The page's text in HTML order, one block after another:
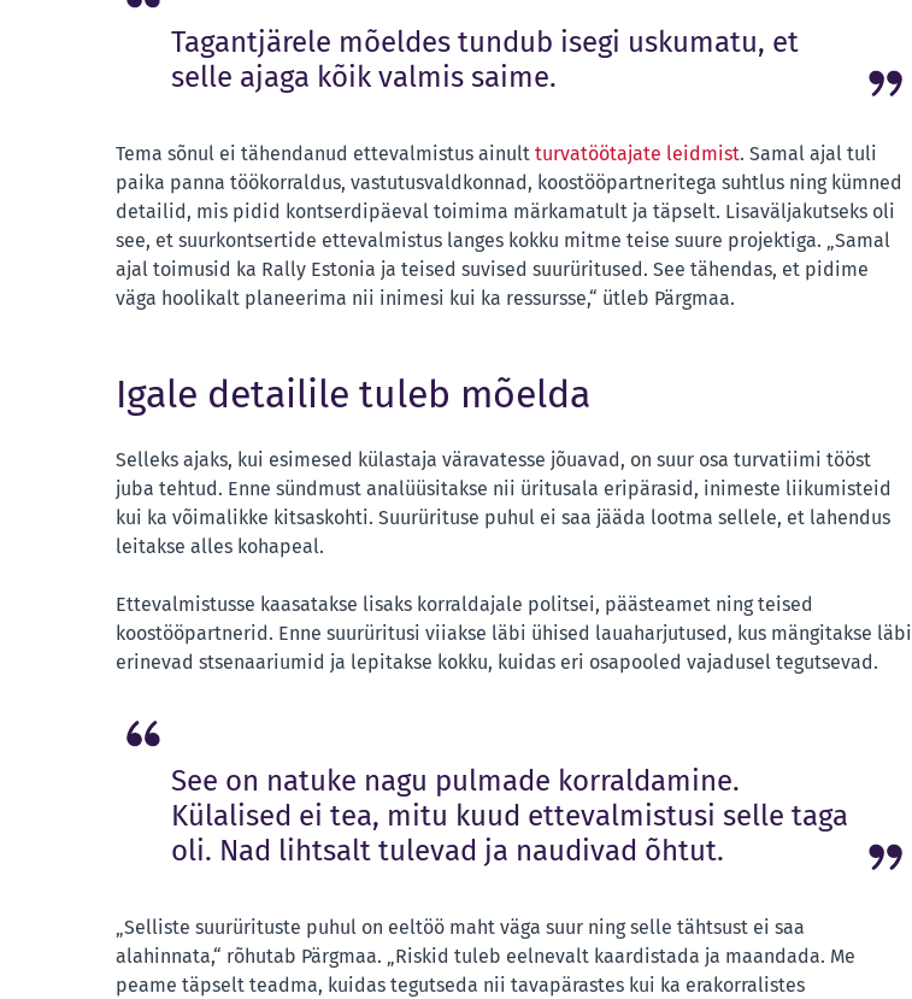
Tagantjärele mõeldes tundub isegi uskumatu, et
selle ajaga kõik valmis saime.
Tema sõnul ei tähendanud ettevalmistus ainult turvatöötajate leidmist. Samal ajal tuli
paika panna töökorraldus, vastutusvaldkonnad, koostööpartneritega suhtlus ning kümned
detailid, mis pidid kontserdipäeval toimima märkamatult ja täpselt. Lisaväljakutseks oli
see, et suurkontsertide ettevalmistus langes kokku mitme teise suure projektiga. „Samal
ajal toimusid ka Rally Estonia ja teised suvised suurüritused. See tähendas, et pidime
väga hoolikalt planeerima nii inimesi kui ka ressursse,“ ütleb Pärgmaa.
Igale detailile tuleb mõelda
Selleks ajaks, kui esimesed külastaja väravatesse jõuavad, on suur osa turvatiimi tööst
juba tehtud. Enne sündmust analüüsitakse nii üritusala eripärasid, inimeste liikumisteid
kui ka võimalikke kitsaskohti. Suurürituse puhul ei saa jääda lootma sellele, et lahendus
leitakse alles kohapeal.
Ettevalmistusse kaasatakse lisaks korraldajale politsei, päästeamet ning teised
koostööpartnerid. Enne suurüritusi viiakse läbi ühised lauaharjutused, kus mängitakse läbi
erinevad stsenaariumid ja lepitakse kokku, kuidas eri osapooled vajadusel tegutsevad.
See on natuke nagu pulmade korraldamine.
Külalised ei tea, mitu kuud ettevalmistusi selle taga
oli. Nad lihtsalt tulevad ja naudivad õhtut.
„Selliste suurürituste puhul on eeltöö maht väga suur ning selle tähtsust ei saa
alahinnata,“ rõhutab Pärgmaa. „Riskid tuleb eelnevalt kaardistada ja maandada. Me
peame täpselt teadma, kuidas tegutseda nii tavapärastes kui ka erakorralistes